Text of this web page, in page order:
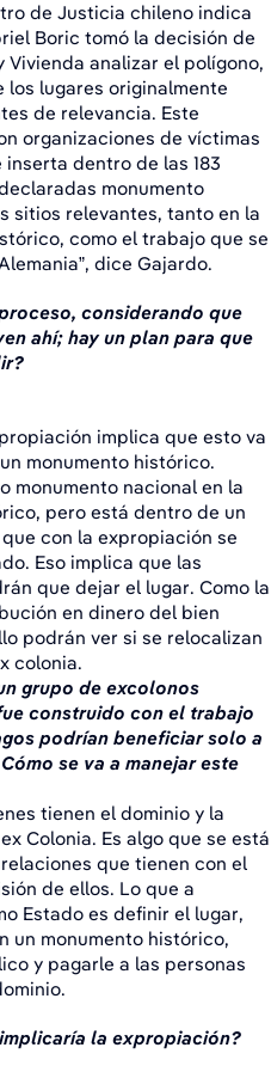
de Justicia chileno indica
Boric tomó la decisión de
analizar el polígono,
lugares originalmente
de relevancia. Este
organizaciones de víctimas
dentro de las 183
monumento
sitios relevantes, tanto en la
como el trabajo que se
dice Gajardo.
considerando que
ahí; hay un plan para que
implica que esto va
monumento histórico.
monumento nacional en la
pero está dentro de un
con la expropiación se
Eso implica que las
que dejar el lugar. Como la
en dinero del bien
podrán ver si se relocalizan
colonia.
grupo de excolonos
construido con el trabajo
podrían beneficiar solo a
se va a manejar este
tienen el dominio y la
Colonia. Es algo que se está
que tienen con el
de ellos. Lo que a
Estado es definir el lugar,
un monumento histórico,
y pagarle a las personas
la expropiación?